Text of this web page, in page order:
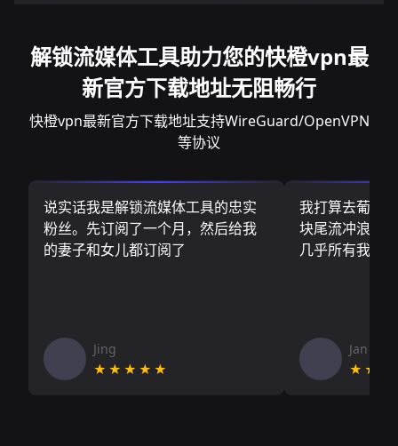
解锁流媒体工具助力您的快橙vpn最
新官方下载地址无阻畅行
快橙vpn最新官方下载地址支持WireGuard/OpenVPN
等协议
说实话我是解锁流媒体工具的忠实
粉丝。先订阅了一个月，然后给我
的妻子和女儿都订阅了
Jing
★★★★★
我打算去葡萄
块尾流冲浪板
几乎所有我需
Jan V